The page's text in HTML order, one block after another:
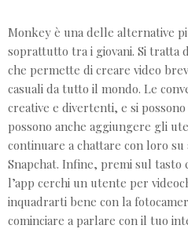
Monkey è una delle alternative
soprattutto tra i giovani. Si tratta
che permette di creare video
casuali da tutto il mondo. Le
creative e divertenti, e si
possono anche aggiungere gli
continuare a chattare con loro
Snapchat. Infine, premi sul tasto
l’app cerchi un utente per
inquadrarti bene con la
cominciare a parlare con il tuo